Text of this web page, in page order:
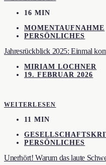
16 MIN
MOMENTAUFNAHME
PERSÖNLICHES
Jahresrückblick 2025: Einmal
MIRIAM LOCHNER
19. FEBRUAR 2026
WEITERLESEN
11 MIN
PERSÖNLICHES
Unerhört! Warum das laute